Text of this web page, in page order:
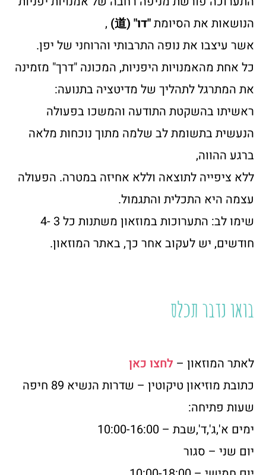
הנושאות את הסיומת"דו" (道)
,
אשר עיצבו את נופה התרבותי והרוחני של יפן.
כל אחת מהאמנויות היפניות, המכונה "דרך" מזמינה
את המתרגל לתהליך של מדיטציה בתנועה:
ראשיתו בהשקטת התודעה והמשכו בפעולה
הנעשית בתשומת לב שלמה מתוך נוכחות מלאה
ברגע ההווה,
ללא ציפייה לתוצאה וללא אחיזה במטרה. הפעולה
עצמה היא התכלית והתגמול.
שימו לב: התערוכות במוזאון משתנות כל 3 -4
חודשים, יש לעקוב אחר כך, באתר המוזאון.
בואו נדבר תכלס
לאתר המוזאון – לחצו כאן
כתובת מוזיאון טיקוטין – שדרות הנשיא 89 חיפה
שעות פתיחה:
ימים א',ג',ד',שבת – 10:00-16:00
יום שני – סגור